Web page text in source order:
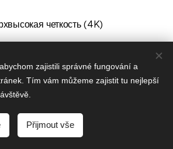
четкость (4K)
обзора (H x V) - 178°
(AR или AF стекло)
zajistili správné fungování a
Tím vám můžeme zajistit tu nejlepší
Přijmout vše